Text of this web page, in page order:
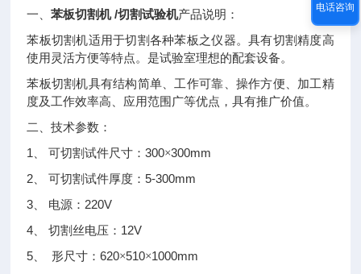
一、苯板切割机 /切割试验机产品说明：
苯板切割机适用于切割各种苯板之仪器。具有切割精度高
使用灵活方便等特点。是试验室理想的配套设备。
苯板切割机具有结构简单、工作可靠、操作方便、加工精
度及工作效率高、应用范围广等优点，具有推广价值。
二、技术参数：
1 可切割试件尺寸：300×300mm
2
可切割试件厚度：5-300mm
3
电源： 220V
4
切割丝电压： 12V
5
形尺寸：620×510×1000mm
电话咨询